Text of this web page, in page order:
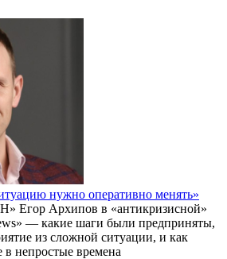
нужно оперативно менять»
Егор Архипов в «антикризисной»
— какие шаги были предприняты,
из сложной ситуации, и как
в непростые времена